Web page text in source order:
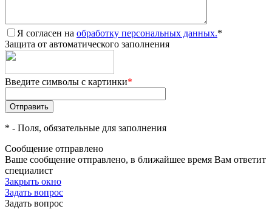
Я согласен на обработку персональных данных.*
Защита от автоматического заполнения
Введите символы с картинки*
* - Поля, обязательные для заполнения
Сообщение отправлено
Ваше сообщение отправлено, в ближайшее время Вам ответит
специалист
Закрыть окно
Задать вопрос
Задать вопрос